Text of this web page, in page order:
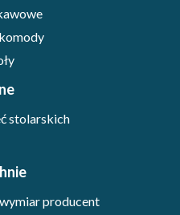
stolarskich
wymiar producent